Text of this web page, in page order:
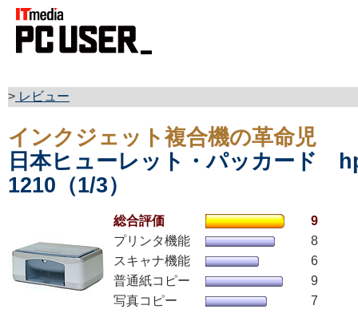
> レビュー
インクジェット複合機の革命児
日本ヒューレット・パッカード
1210（1/3）
総合評価
9
プリンタ機能
8
スキャナ機能
6
普通紙コピー
9
写真コピー
7